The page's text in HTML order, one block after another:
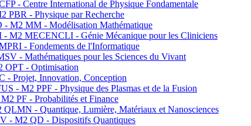
- Centre International de Physique Fondamentale
PBR - Physique par Recherche
M2 MM - Modélisation Mathématique
M2 MECENCLI - Génie Mécanique pour les Cliniciens
- Fondements de l'Informatique
- Mathématiques pour les Sciences du Vivant
- Optimisation
- Projet, Innovation, Conception
- M2 PPF - Physique des Plasmas et de la Fusion
PF - Probabilités et Finance
- Quantique, Lumière, Matériaux et Nanosciences
- M2 QD - Dispositifs Quantiques